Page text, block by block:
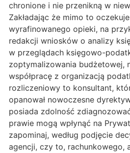
chronione i nie przenikną w
Zakładając że mimo to
wyrafinowanego opieki, na
redakcji wniosków o analizy
w przeglądach księgowo-
zoptymalizowania budżetowej,
współpracę z organizacją
rozliczeniowy to konsultant,
opanował nowoczesne
posiada zdolność
prawie mogą wpłynąć na
zapominaj, według podjęcie
agencji, czy to, rachunkowego,